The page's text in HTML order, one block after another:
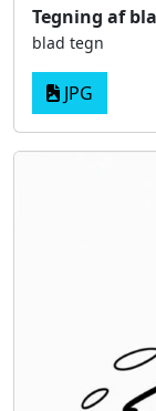
Tegning af
blad tegn
JPG